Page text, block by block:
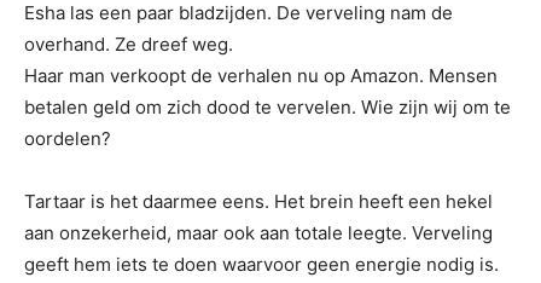
Esha las een paar bladzijden. De verveling nam de
overhand. Ze dreef weg.
Haar man verkoopt de verhalen nu op Amazon. Mensen
betalen geld om zich dood te vervelen. Wie zijn wij om te
oordelen?
Tartaar is het daarmee eens. Het brein heeft een hekel
aan onzekerheid, maar ook aan totale leegte. Verveling
geeft hem iets te doen waarvoor geen energie nodig is.